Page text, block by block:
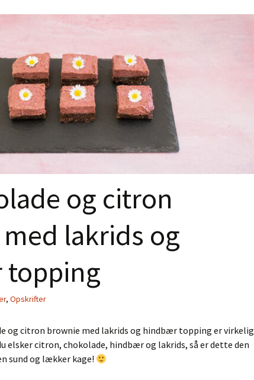
og citron
lakrids og
, Opskrifter
og citron brownie med lakrids og hindbær topping er virkelig
elsker citron, chokolade, hindbær og lakrids, så er dette den
sund og lækker kage!